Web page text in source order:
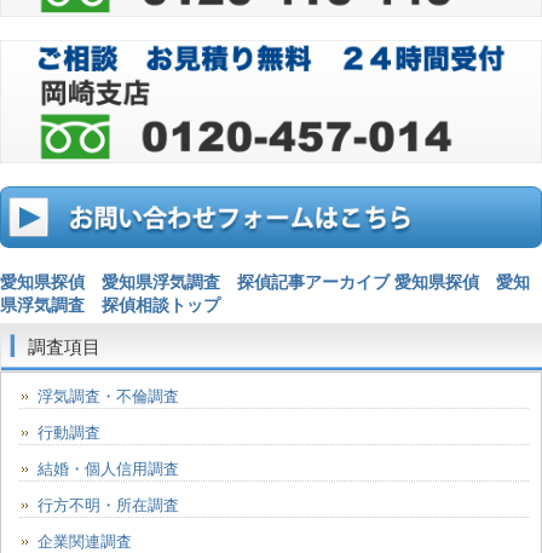
愛知県探偵 愛知県浮気調査 探偵記事アーカイブ 愛知県探偵 愛知
県浮気調査 探偵相談トップ
調査項目
浮気調査・不倫調査
行動調査
結婚・個人信用調査
行方不明・所在調査
企業関連調査